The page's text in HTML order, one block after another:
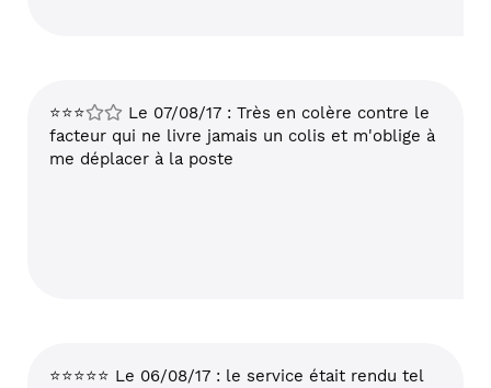
⭐⭐⭐
Le 07/08/17 : Très en colère contre le
facteur qui ne livre jamais un colis et m'oblige à
me déplacer à la poste
⭐⭐⭐⭐⭐ Le 06/08/17 : le service était rendu tel